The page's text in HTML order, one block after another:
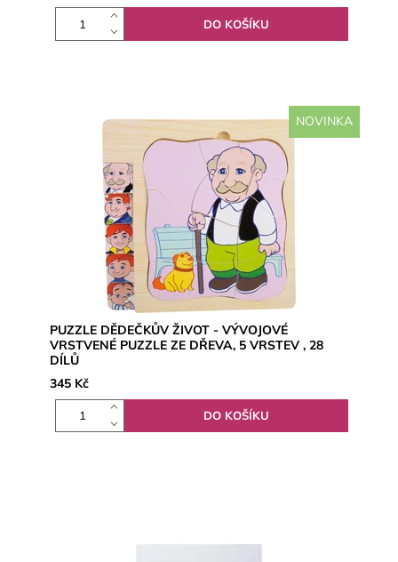
NOVINKA
PUZZLE DĚDEČKŮV ŽIVOT - VÝVOJOVÉ
VRSTVENÉ PUZZLE ZE DŘEVA, 5 VRSTEV , 28
DÍLŮ
345 Kč